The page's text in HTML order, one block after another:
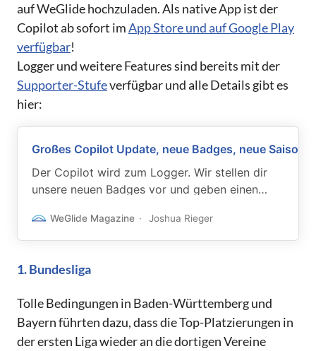
auf WeGlide hochzuladen. Als native App ist der
Copilot ab sofort imApp Store und auf Google Play
verfügbar!
Logger und weitere Features sind bereits mit der
Supporter-Stufeverfügbar und alle Details gibt es
hier:
Großes Copilot Update, neue Badges, neue Saison!
Der Copilot wird zum Logger. Wir stellen dir
unsere neuen Badges vor und geben einen
WeGlide.
WeGlide Magazine Joshua Rieger
1. Bundesliga
Tolle Bedingungen in Baden-Württemberg und
Bayern führten dazu, dass die Top-Platzierungen in
der ersten Liga wieder an die dortigen Vereine